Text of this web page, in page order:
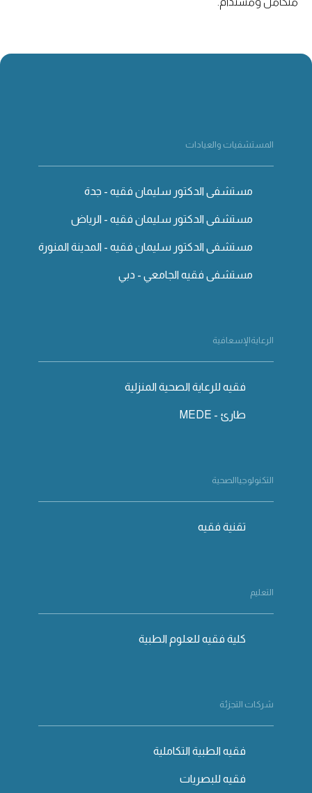
المستشفيات والعيادات
مستشفى الدكتور سليمان فقيه - جدة
مستشفى الدكتور سليمان فقيه - الرياض
مستشفى الدكتور سليمان فقيه - المدينة المنورة
مستشفى فقيه الجامعي - دبي
الرعايةالإسعافية
فقيه للرعاية الصحية المنزلية
طارئ - MEDE
التكنولوجياالصحية
تقنية فقيه
التعليم
كلية فقيه للعلوم الطبية
شركات التجزئة
فقيه الطبية التكاملية
فقيه للبصريات